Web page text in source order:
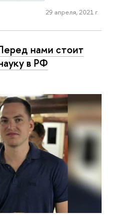
29 апреля, 2021 г.
нами стоит
в РФ